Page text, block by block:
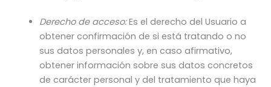
Derecho de acceso:Es el derecho del Usuario a
obtener confirmación de si está tratando o no
sus datos personales y, en caso afirmativo,
obtener información sobre sus datos concretos
de carácter personal y del tratamiento que haya